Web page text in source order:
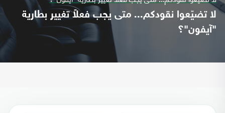
لا تضيّعوا نقودكم... متى يجب فعلاً تغيير بطارية
"آيفون"؟